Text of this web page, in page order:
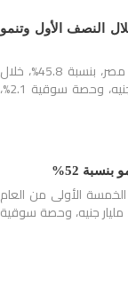
خلال النصف الأول وتنمو
كشفت مصادر دوائية مطلعة، عن ارتفاع مبيعات شركة أدوية الحكمة في مصر، بنسبة 45.8%، خلال
النصف الأول من العام الحالي 2025، محققة مبيعات بقيمة 2.971 مليار جنيه، وحصة سوقية 2.1%،
بنسبة 52%، خلال الشهور الخمسة الأولى من العام
الجاري 2025، «من خلال الصيدليات والمخازن»، محققة مبيعات بقيمة 2.449 مليار جنيه، وحصة سوقية